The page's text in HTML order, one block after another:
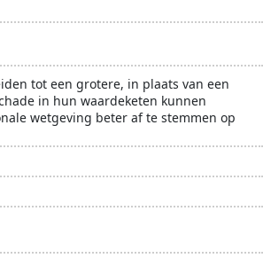
tot een grotere, in plaats van een
in hun waardeketen kunnen
wetgeving beter af te stemmen op